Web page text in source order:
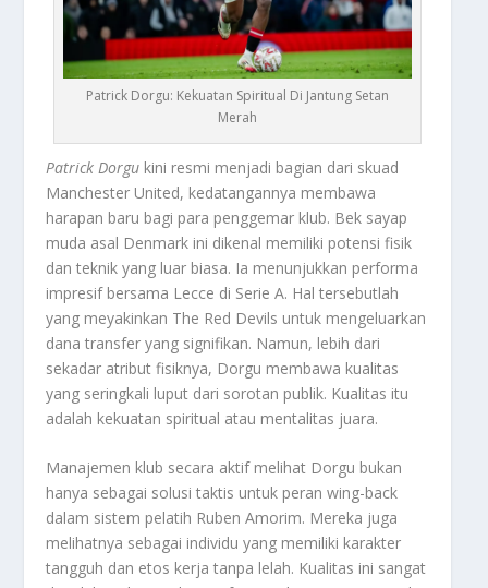
Patrick Dorgu: Kekuatan Spiritual Di Jantung Setan
Merah
Patrick Dorgu kini resmi menjadi bagian dari skuad
Manchester United, kedatangannya membawa
harapan baru bagi para penggemar klub. Bek sayap
muda asal Denmark ini dikenal memiliki potensi fisik
dan teknik yang luar biasa. Ia menunjukkan performa
impresif bersama Lecce di Serie A. Hal tersebutlah
yang meyakinkan The Red Devils untuk mengeluarkan
dana transfer yang signifikan. Namun, lebih dari
sekadar atribut fisiknya, Dorgu membawa kualitas
yang seringkali luput dari sorotan publik. Kualitas itu
adalah kekuatan spiritual atau mentalitas juara.
Manajemen klub secara aktif melihat Dorgu bukan
hanya sebagai solusi taktis untuk peranwing-back
dalam sistem pelatih Ruben Amorim. Mereka juga
melihatnya sebagai individu yang memiliki karakter
tangguh dan etos kerja tanpa lelah. Kualitas ini sangat